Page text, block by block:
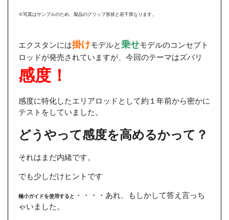
※写真はサンプルのため、製品のグリップ形状と若干異なります。
エクスタンには掛けモデルと乗せモデルのコンセプト
ロッドが発売されていますが、今回のテーマはズバリ
感度！
感度に特化したエリアロッドとして約１年前から密かに
テストをしていました。
どうやって感度を高めるかって？
それはまだ内緒です。
でも少しだけヒントです
極小ガイドを使用すると
・・・・あれ、もしかして答え言っち
ゃいました。